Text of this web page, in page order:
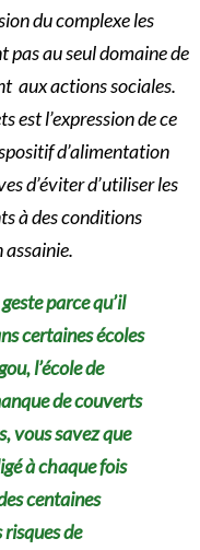
du complexe les
pas au seul domaine de
aux actions sociales.
est l’expression de ce
d’alimentation
d’éviter d’utiliser les
à des conditions
parce qu’il
certaines écoles
l’école de
de couverts
vous savez que
à chaque fois
centaines
risques de